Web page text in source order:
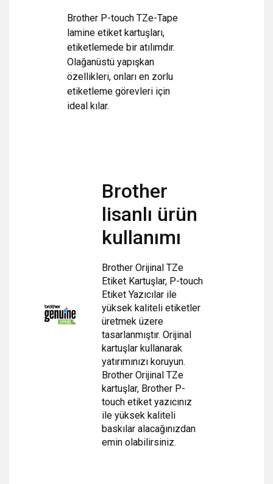
Brother P-touch TZe-Tape
lamine etiket kartuşları,
etiketlemede bir atılımdır.
Olağanüstü yapışkan
özellikleri, onları en zorlu
etiketleme görevleri için
ideal kılar.
Brother
lisanlı ürün
kullanımı
Brother Orijinal TZe
Etiket Kartuşlar, P-touch
Etiket Yazıcılar ile
yüksek kaliteli etiketler
üretmek üzere
tasarlanmıştır. Orijinal
kartuşlar kullanarak
yatırımınızı koruyun.
Brother Orijinal TZe
kartuşlar, Brother P-
touch etiket yazıcınız
ile yüksek kaliteli
baskılar alacağınızdan
emin olabilirsiniz.